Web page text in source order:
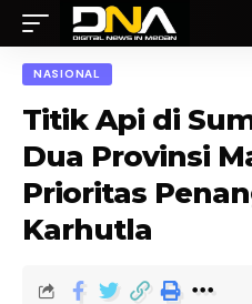
NASIONAL
Titik Api di
Dua Provinsi
Prioritas
Karhutla